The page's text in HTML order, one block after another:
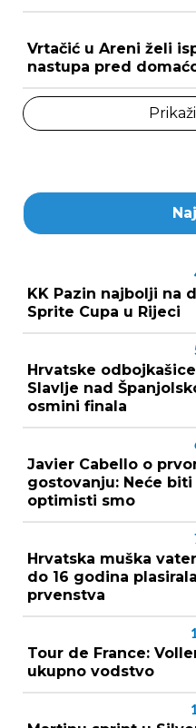
Vrtačić u Areni želi
nastupa pred
KK Pazin najbolji na
Sprite Cupa u Rijeci
Hrvatske
Slavlje nad
osmini finala
Javier Cabello o
gostovanju: Neće
optimisti smo
Hrvatska muška
do 16 godina
prvenstva
Tour de France:
ukupno vodstvo